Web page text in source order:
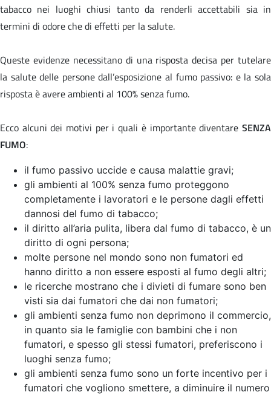
tabacco nei luoghi chiusi tanto da renderli accettabili sia in
termini di odore che di effetti per la salute.
Queste evidenze necessitano di una risposta decisa per tutelare
la salute delle persone dall’esposizione al fumo passivo: e la sola
risposta è avere ambienti al 100% senza fumo.
Ecco alcuni dei motivi per i quali è importante diventare SENZA
FUMO:
il fumo passivo uccide e causa malattie gravi;
gli ambienti al 100% senza fumo proteggono
completamente i lavoratori e le persone dagli effetti
dannosi del fumo di tabacco;
il diritto all’aria pulita, libera dal fumo di tabacco, è un
diritto di ogni persona;
molte persone nel mondo sono non fumatori ed
hanno diritto a non essere esposti al fumo degli altri;
le ricerche mostrano che i divieti di fumare sono ben
visti sia dai fumatori che dai non fumatori;
gli ambienti senza fumo non deprimono il commercio,
in quanto sia le famiglie con bambini che i non
fumatori, e spesso gli stessi fumatori, preferiscono i
luoghi senza fumo;
gli ambienti senza fumo sono un forte incentivo per i
fumatori che vogliono smettere, a diminuire il numero